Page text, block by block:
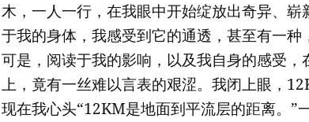
木，一人一行，在我眼中开始绽放出奇异、
于我的身体，我感受到它的通透，甚至有一种
可是，阅读于我的影响，以及我自身的感受
上，竟有一丝难以言表的艰涩。我闭上眼，
现在我心头“12KM是地面到平流层的距离。”